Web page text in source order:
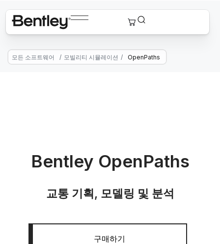
모든 소프트웨어 / 모빌리티 시뮬레이션 / OpenPaths
Bentley OpenPaths
교통 기획, 모델링 및 분석
구매하기